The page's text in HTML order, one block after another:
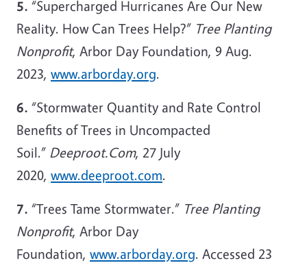
5. “Supercharged Hurricanes Are Our New
Reality. How Can Trees Help?” Tree Planting
Nonprofit, Arbor Day Foundation, 9 Aug.
2023, www.arborday.org.
6. “Stormwater Quantity and Rate Control
Benefits of Trees in Uncompacted
Soil.” Deeproot.Com, 27 July
2020, www.deeproot.com.
7. “Trees Tame Stormwater.” Tree Planting
Nonprofit, Arbor Day
Foundation, www.arborday.org. Accessed 23